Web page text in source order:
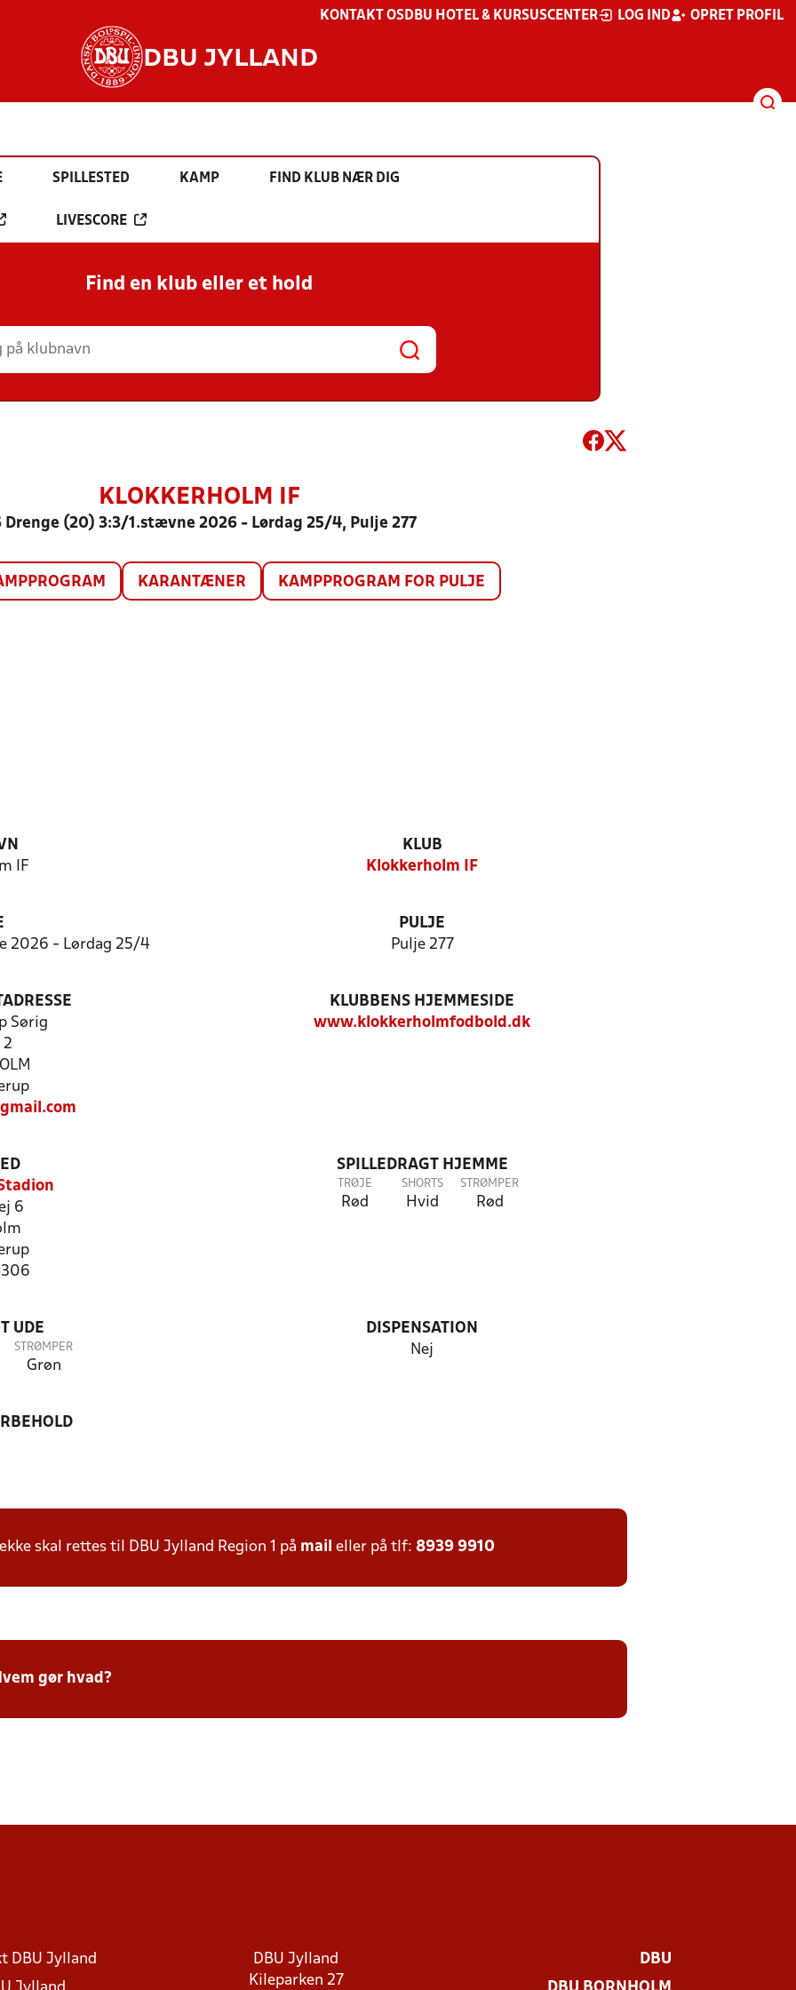
KONTAKT OS DBU HOTEL & KURSUSCENTER LOG IND OPRET PROFIL
DBU JYLLAND
SPILLESTED KAMP FIND KLUB NÆR DIG
LIVESCORE
Find en klub eller et hold
KLOKKERHOLM IF
Drenge (20) 3:3/1.stævne 2026 - Lørdag 25/4, Pulje 277
KARANTÆNER KAMPPROGRAM FOR PULJE
IF
KLUB
Klokkerholm IF
2026 - Lørdag 25/4
PULJE
Pulje 277
Sørig
2
KLUBBENS HJEMMESIDE
www.klokkerholmfodbold.dk
6
SPILLEDRAGT HJEMME
TRØJE
Rød
SHORTS
Hvid
STRØMPER
Rød
UDE
STRØMPER
Grøn
DISPENSATION
Nej
skal rettes til DBU Jylland Region 1 på mail eller på tlf: 8939 9910
gør hvad?
DBU Jylland
DBU Jylland
Kileparken 27
DBU